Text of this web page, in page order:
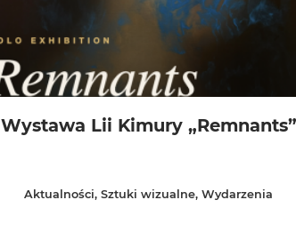
Wystawa Lii Kimury „Remnants”
Aktualności,Sztuki wizualne,Wydarzenia